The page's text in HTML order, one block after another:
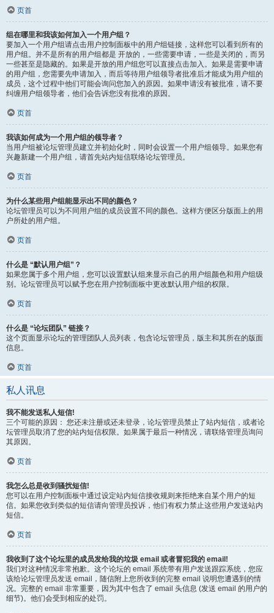
页首
组在哪里和我该如何加入一个用户组？
要加入一个用户组请点击用户控制面板中的用户组链接，这样您可以看到所有的
用户组。并不是所有的用户组都是 开放的，一些需要申请，一些是关闭的，而另
一些甚至是隐藏的。如果是开放的用户组您可以直接点击加入。如果是需要申请
的用户组，您需要先申请加入，而后等待用户组领导者批准后才能成为用户组的
成员，这个过程中他们可能会询问您加入的原因。如果申请没有被批准，请不要
纠缠用户组领导者，他们会告诉您没有批准的原因。
页首
我该如何成为一个用户组的领导者？
当用户组被论坛管理员建立并初始化时，同时会设置一个用户组领导。如果您有
兴趣新建一个用户组，请首先站内短信联络论坛管理员。
页首
为什么某些用户组能显示出不同的颜色？
论坛管理员可以为不同用户组的成员设置不同的颜色。这样方便区分版面上的用
户所处的用户组。
页首
什么是 “默认用户组”？
如果您属于多个用户组，您可以设置默认组来显示自己的用户组颜色和用户组级
别。论坛管理员可以赋予您在用户控制面板中更改默认用户组的权限。
页首
什么是 “论坛团队” 链接？
这个页面显示论坛的管理团队人员列表，包含论坛管理员，版主和其所在的版面
信息。
页首
私人讯息
我不能发送私人短信!
三个可能的原因： 您还未注册或还未登录，论坛管理员禁止了站内短信，或者论
坛管理员取消了您的站内短信权限。如果属于最后一种情况，请联络管理员询问
其原因。
页首
我怎么总是收到骚扰短信!
您可以在用户控制面板中通过设定站内短信接收规则来拒绝来自某个用户的短
信。如果您收到类似的短信请向管理员投诉，他们有权力禁止这些用户发送站内
短信。
页首
我收到了这个论坛里的成员发给我的垃圾 email 或者冒犯我的 email!
我们对这种情况非常抱歉。这个论坛的 email 系统带有用户发送跟踪系统，您应
该给论坛管理员发送 email，随信附上您所收到的完整 email 说明您遭遇到的情
况。完整的 email 非常重要，因为其中包含了 email 头信息 (发送 email 的用户的
细节)。他们会受到相应的处罚。